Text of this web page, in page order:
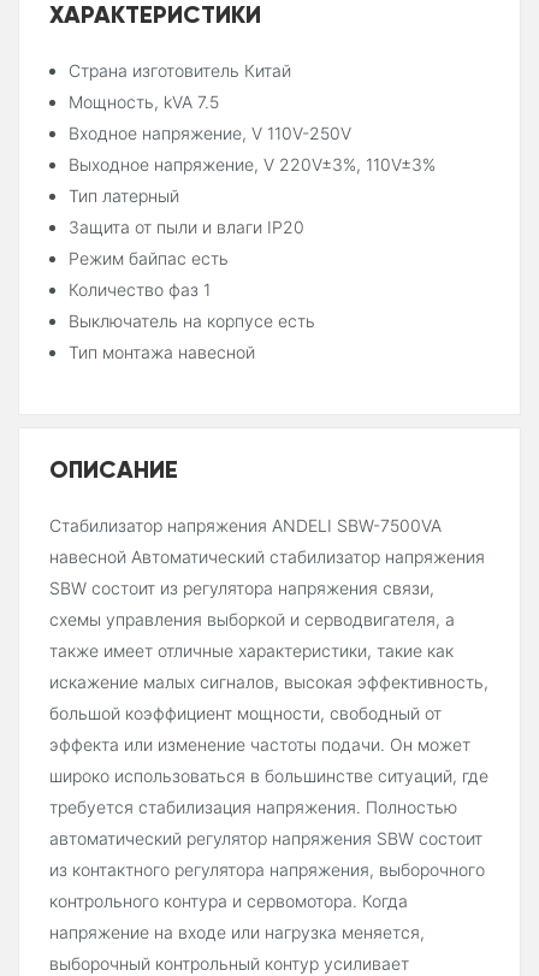
ХАРАКТЕРИСТИКИ
Страна изготовитель Китай
Мощность, kVA 7.5
Входное напряжение, V 110V-250V
Выходное напряжение, V 220V±3%, 110V±3%
Тип латерный
Защита от пыли и влаги IP20
Режим байпас есть
Количество фаз 1
Выключатель на корпусе есть
Тип монтажа навесной
ОПИСАНИЕ
Стабилизатор напряжения ANDELI SBW-7500VA
навесной Автоматический стабилизатор напряжения
SBW состоит из регулятора напряжения связи,
схемы управления выборкой и серводвигателя, а
также имеет отличные характеристики, такие как
искажение малых сигналов, высокая эффективность,
большой коэффициент мощности, свободный от
эффекта или изменение частоты подачи. Он может
широко использоваться в большинстве ситуаций, где
требуется стабилизация напряжения. Полностью
автоматический регулятор напряжения SBW состоит
из контактного регулятора напряжения, выборочного
контрольного контура и сервомотора. Когда
напряжение на входе или нагрузка меняется,
выборочный контрольный контур усиливает